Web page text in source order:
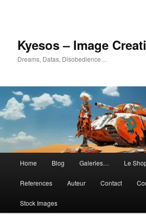
Kyesos – Image
Dreams, Datas, Disobedience…
principal
Home Blog Galeries… Le
References Auteur Contact
Stock Images